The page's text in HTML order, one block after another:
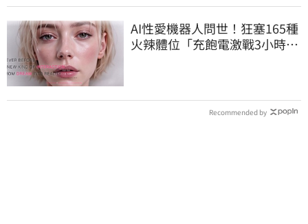
AI性愛機器人問世！狂塞165種
火辣體位「充飽電激戰3小時」
Recommended by